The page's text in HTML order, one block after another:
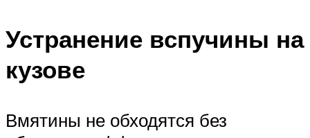
Устранение вспучины на
кузове
Вмятины не обходятся без